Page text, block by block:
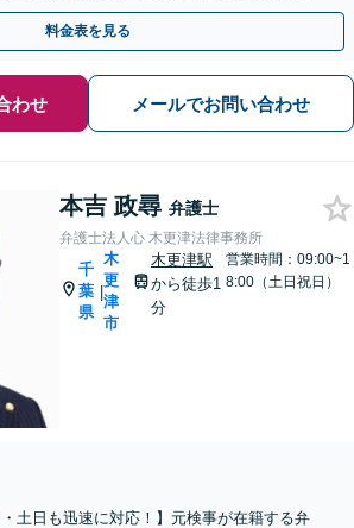
間面談可】
料金表を見る
わせ メールでお問い合わせ
本吉 政尋 弁護士
弁護士法人心 木更津法律事務所
千
葉
県
|
木
更
津
市
木更津駅
から徒歩1
分
営業時間：09:00~1
8:00（土日祝日）
・土日も迅速に対応！】元検事が在籍する弁